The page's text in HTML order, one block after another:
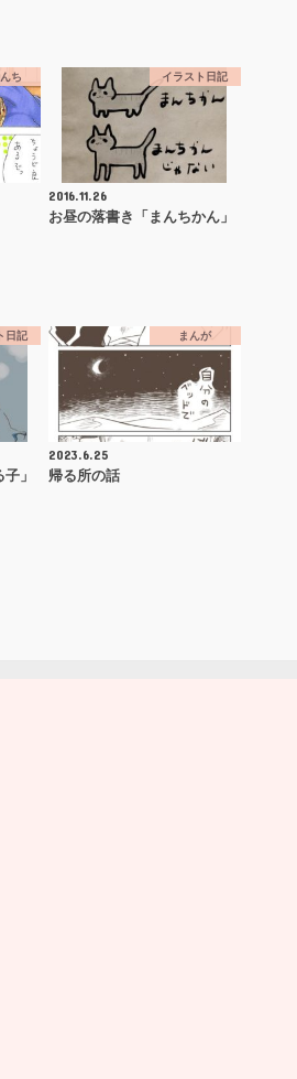
ち イラスト日記
2016.11.26
お昼の落書き「まんちかん」
日記
」
まんが
2023.6.25
帰る所の話